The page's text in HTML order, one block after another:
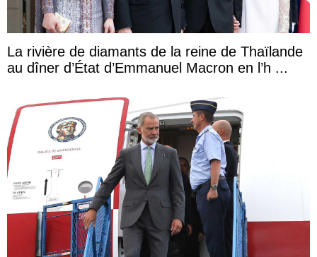
La rivière de diamants de la reine de Thaïlande
au dîner d’État d’Emmanuel Macron en l’h ...